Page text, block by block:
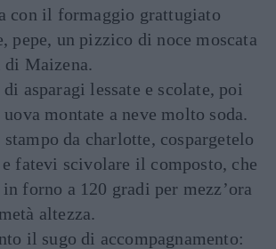
con il formaggio grattugiato
pepe, un pizzico di noce moscata
di Maizena.
asparagi lessate e scolate, poi
montate a neve molto soda.
da charlotte, cospargetelo
fatevi scivolare il composto, che
forno a 120 gradi per mezz’ora
altezza.
il sugo di accompagnamento: